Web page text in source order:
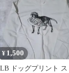
¥ 1,500
LB ドッグプリント ス